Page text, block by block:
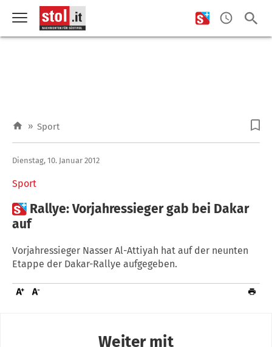
» Sport
Sport
Dienstag, 10. Januar 2012
 Rallye: Vorjahressieger gab bei Dakar
auf
Vorjahressieger Nasser Al-Attiyah hat auf der neunten
Etappe der Dakar-Rallye aufgegeben.